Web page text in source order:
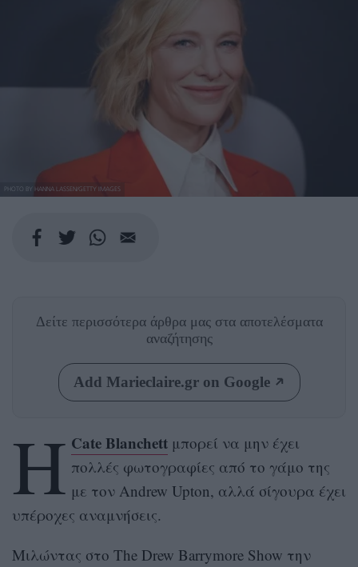
PHOTO BY HANNA LASSEN/GETTY IMAGES
Δείτε περισσότερα άρθρα μας στα αποτελέσματα
αναζήτησης
Add Marieclaire.gr on Google
Η Cate Blanchettμπορεί να μην έχει
πολλές φωτογραφίες από το γάμο της
με τον Andrew Upton, αλλά σίγουρα έχει
υπέροχες αναμνήσεις.
Μιλώντας στο The Drew Barrymore Show την